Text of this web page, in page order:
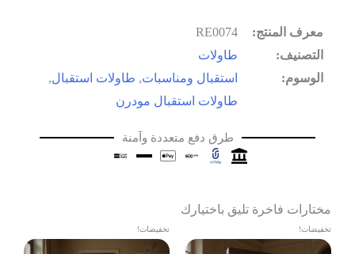
معرف المنتج:
RE0074
التصنيف:
طاولات
الوسوم:
استقبال ومناسبات, طاولات استقبال,
طاولات استقبال مودرن
طرق دفع متعددة وآمنة
مختارات فاخرة تليق باختيارك
تخفيضات! تخفيضات!